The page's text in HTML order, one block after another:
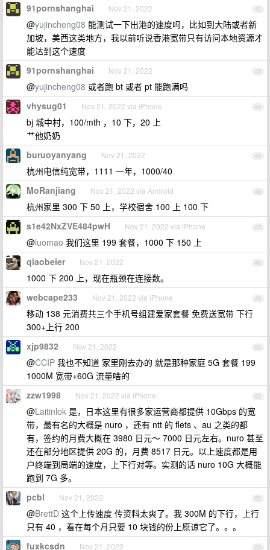
42
91pornshanghai Nov 21, 2022
@yujincheng08 能测试一下出港的速度吗，比如到大陆或者新
加坡，美西这类地方，我以前听说香港宽带只有访问本地资源才
能达到这个速度
43
91pornshanghai Nov 21, 2022
@yujincheng08 或者跑 bt 或者 pt 能跑满吗
44
vhysug01 Nov 21, 2022 via iPhone
bj 城中村，100/mth ，10 下，20 上
艹他奶奶
45
buruoyanyang Nov 21, 2022
杭州电信纯宽带，1111 一年，1000/40
46
MoRanjiang Nov 21, 2022 via Android
杭州家里 300 下 50 上，学校宿舍 100 上 100 下
47
s1e42NxZVE484pwH Nov 21, 2022 via iPhone
@luomao 我们这里 199 套餐，1000 下 150 上
48
qiaobeier Nov 21, 2022
1000 下 200 上，现在瓶颈在连接数。
49
webcape233 Nov 21, 2022 via iPhone
移动 138 元消费共三个手机号组建爱家套餐 免费送宽带 下行
300+上行 200
50
xjp9832 Nov 21, 2022
@CCIP 我也不知道 家里刚去办的 就是那种家庭 5G 套餐 199
1000M 宽带+60G 流量啥的
51
zzw1998 Nov 21, 2022 via iPhone
@Laitinlok 是，日本这里有很多家运营商都提供 10Gbps 的宽
带，最有名的大概是 nuro ，还有 ntt 的 flets 、au 之类的都
有，签约的月费大概在 3980 日元～ 7000 日元左右。nuro 甚至
还在部分地区提供 20G 的，月费 8517 日元。以上速度都是用
户终端到局端的速度，上下行对等。实测的话 nuro 10G 大概能
跑到 7G 多。
52
pcbl Nov 21, 2022
@BrettD 这个上传速度 传资料太爽了。我 300M 的下行，上行
只有 40 ，看在每个月只要 10 块钱的份上原谅它了。。。
53
fuxkcsdn Nov 21, 2022